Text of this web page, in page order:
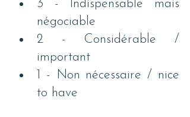
3 - Indispensable mais
négociable
2 - Considérable /
important
1 - Non nécessaire / nice
to have